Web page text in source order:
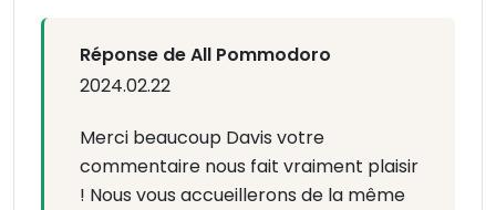
Réponse de All Pommodoro
2024.02.22
Merci beaucoup Davis votre
commentaire nous fait vraiment plaisir
! Nous vous accueillerons de la même